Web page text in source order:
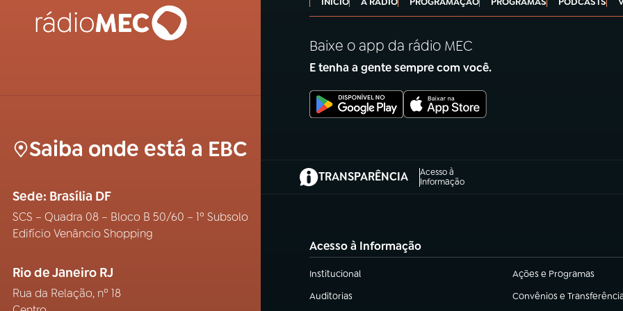
Saiba onde está a EBC
Sede: Brasília DF
SCS – Quadra 08 – Bloco B 50/60 – 1º Subsolo
Edifício Venâncio Shopping
Rio de Janeiro RJ
Rua da Relação, nº 18
Baixe o app da rádio MEC
E tenha a gente sempre com você.
TRANSPARÊNCIA
Acesso à
Informação
(abre em nova aba)
Acesso à Informação
Institucional
(abre em nova aba) Ações e Programas
(abre em nova aba)
Auditorias
(abre em nova aba) Convênios e
(abre em nova aba)